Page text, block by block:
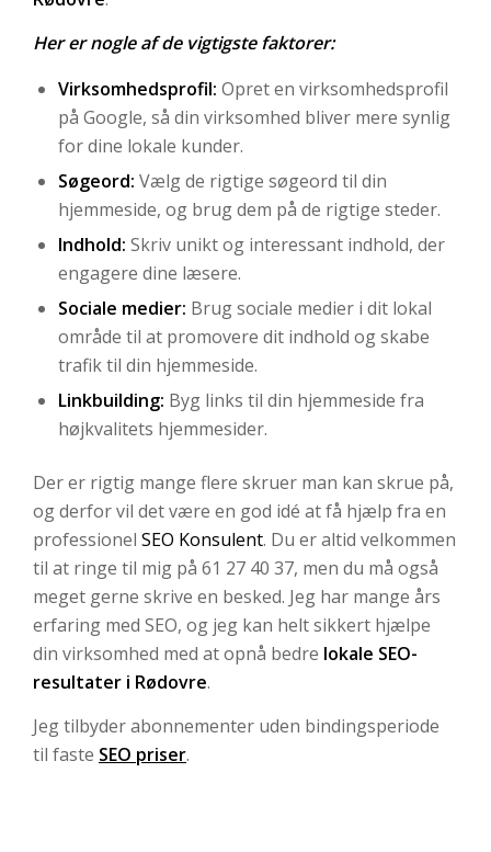
Her er nogle af de vigtigste faktorer:
Virksomhedsprofil: Opret en virksomhedsprofil
på Google, så din virksomhed bliver mere synlig
for dine lokale kunder.
Søgeord: Vælg de rigtige søgeord til din
hjemmeside, og brug dem på de rigtige steder.
Indhold: Skriv unikt og interessant indhold, der
engagere dine læsere.
Sociale medier: Brug sociale medier i dit lokal
område til at promovere dit indhold og skabe
trafik til din hjemmeside.
Linkbuilding: Byg links til din hjemmeside fra
højkvalitets hjemmesider.
Der er rigtig mange flere skruer man kan skrue på,
og derfor vil det være en god idé at få hjælp fra en
professionel SEO Konsulent. Du er altid velkommen
til at ringe til mig på 61 27 40 37, men du må også
meget gerne skrive en besked. Jeg har mange års
erfaring med SEO, og jeg kan helt sikkert hjælpe
din virksomhed med at opnå bedre lokale SEO-
resultater i Rødovre.
Jeg tilbyder abonnementer uden bindingsperiode
til faste SEO priser.